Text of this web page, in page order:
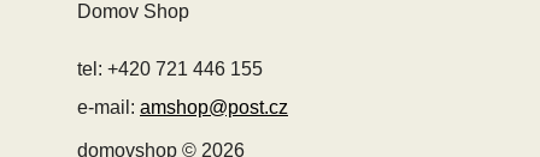
Domov Shop
tel: +420 721 446 155
e-mail: amshop@post.cz
domovshop © 2026